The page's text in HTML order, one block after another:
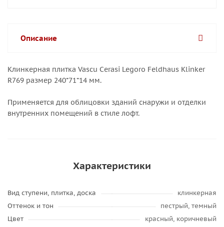
Описание
Клинкерная плитка Vascu Cerasi Legoro Feldhaus Klinker
R769 размер 240*71*14 мм.
Применяется для облицовки зданий снаружи и отделки
внутренних помещений в стиле лофт.
Характеристики
Вид ступени, плитка, доска
клинкерная
Оттенок и тон
пестрый, темный
Цвет
красный, коричневый